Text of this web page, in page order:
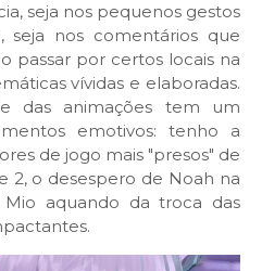
seja nos pequenos gestos
seja nos comentários que
passar por certos locais na
vívidas e elaboradas.
das animações tem um
emotivos: tenho a
de jogo mais "presos" de
2, o desespero de Noah na
aquando da troca das